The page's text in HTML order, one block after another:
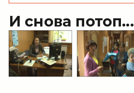
И снова потоп...